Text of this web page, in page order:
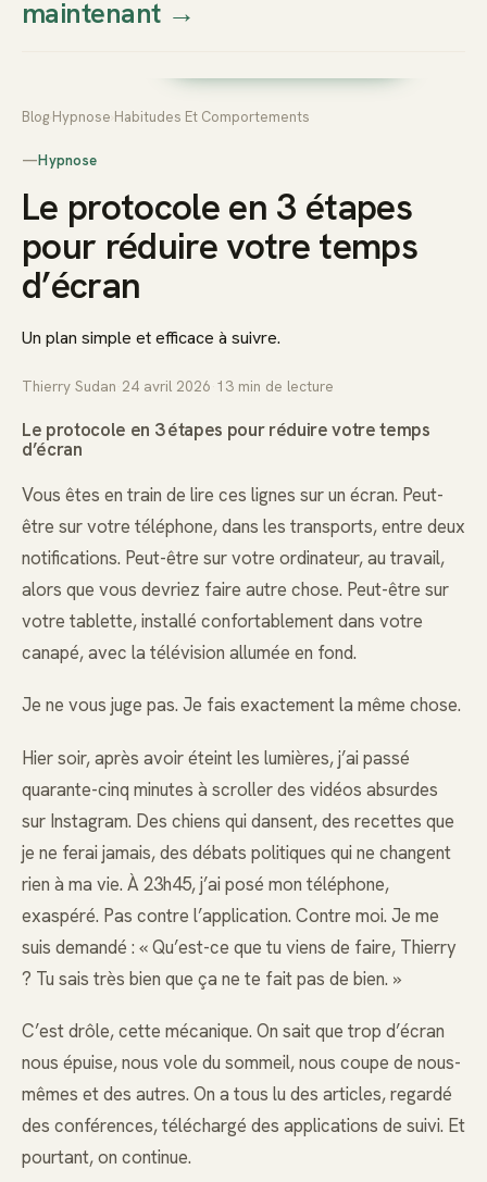
Thierry
Prendre rendez-vous dès
maintenant→
Blog Hypnose Habitudes Et Comportements
—Hypnose
Le protocole en 3 étapes
pour réduire votre temps
d’écran
Un plan simple et efficace à suivre.
Thierry Sudan 24 avril 2026 13 min de lecture
Le protocole en 3 étapes pour réduire votre temps
d’écran
Vous êtes en train de lire ces lignes sur un écran. Peut-
être sur votre téléphone, dans les transports, entre deux
notifications. Peut-être sur votre ordinateur, au travail,
alors que vous devriez faire autre chose. Peut-être sur
votre tablette, installé confortablement dans votre
canapé, avec la télévision allumée en fond.
Je ne vous juge pas. Je fais exactement la même chose.
Hier soir, après avoir éteint les lumières, j’ai passé
quarante-cinq minutes à scroller des vidéos absurdes
sur Instagram. Des chiens qui dansent, des recettes que
je ne ferai jamais, des débats politiques qui ne changent
rien à ma vie. À 23h45, j’ai posé mon téléphone,
exaspéré. Pas contre l’application. Contre moi. Je me
suis demandé : « Qu’est-ce que tu viens de faire, Thierry
? Tu sais très bien que ça ne te fait pas de bien. »
C’est drôle, cette mécanique. On sait que trop d’écran
nous épuise, nous vole du sommeil, nous coupe de nous-
mêmes et des autres. On a tous lu des articles, regardé
des conférences, téléchargé des applications de suivi. Et
pourtant, on continue.